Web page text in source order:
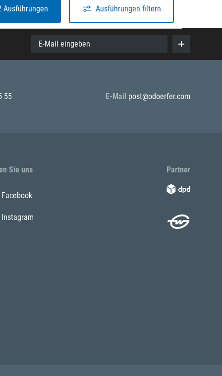
Ausführungen Ausführungen filtern
E-Mail eingeben
55 E-Mail post@odoerfer.com
Sie uns
Facebook
Instagram
Partner